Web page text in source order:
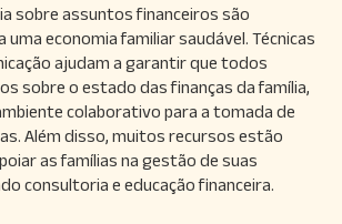
sobre assuntos financeiros são
uma economia familiar saudável. Técnicas
ajudam a garantir que todos
sobre o estado das finanças da família,
colaborativo para a tomada de
Além disso, muitos recursos estão
as famílias na gestão de suas
consultoria e educação financeira.